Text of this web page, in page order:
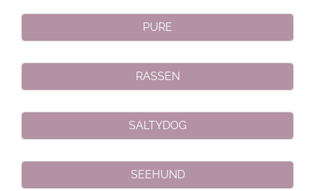
PURE
RASSEN
SALTYDOG
SEEHUND